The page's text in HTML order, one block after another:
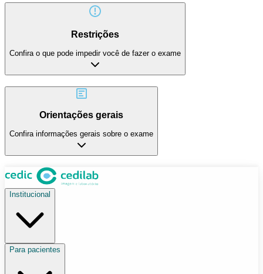
Restrições
Confira o que pode impedir você de fazer o exame
Orientações gerais
Confira informações gerais sobre o exame
Institucional
Para pacientes